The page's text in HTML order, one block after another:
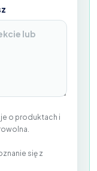
o produktach i
się z